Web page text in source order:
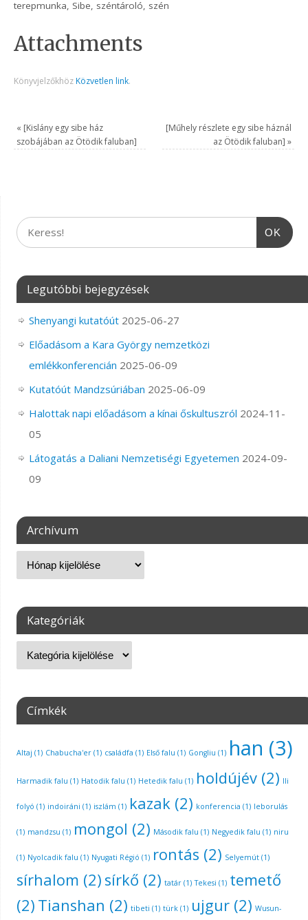
terepmunka, Sibe, széntároló, szén
Attachments
Könyvjelzőkhöz Közvetlen link.
« [Kislány egy sibe ház
szobájában az Ötödik faluban]
[Műhely részlete egy sibe háznál
az Ötödik faluban] »
OK
Legutóbbi bejegyzések
Shenyangi kutatóút 2025-06-27
Előadásom a Kara György nemzetközi
emlékkonferencián 2025-06-09
Kutatóút Mandzsúriában 2025-06-09
Halottak napi előadásom a kínai őskultuszról 2024-11-
05
Látogatás a Daliani Nemzetiségi Egyetemen 2024-09-
09
Archívum
Kategóriák
Címkék
Altaj (1) Chabucha'er(1) családfa (1) Első falu (1) Gongliu (1) han (3)
Harmadik falu (1) Hatodik falu (1) Hetedik falu (1) holdújév(2) Ili
folyó (1) indoiráni (1) iszlám (1) kazak(2) konferencia (1) leborulás
(1) mandzsu (1) mongol (2) Második falu (1) Negyedik falu (1) niru
(1) Nyolcadik falu (1) Nyugati Régió (1) rontás (2) Selyemút(1)
sírhalom (2) sírkő (2) tatár(1) Tekesi (1) temető
(2) Tianshan (2) tibeti (1) türk(1) ujgur(2) Wusun-